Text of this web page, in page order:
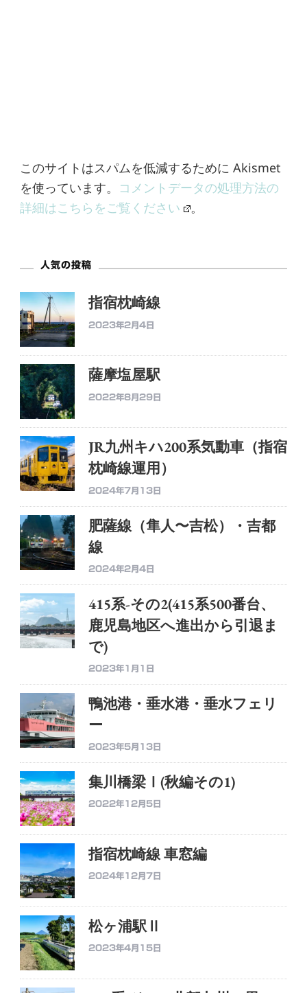
このサイトはスパムを低減するために Akismet
を使っています。
コメントデータの処理方法の
詳細はこちらをご覧ください
。
人気の投稿
指宿枕崎線
2023年2月4日
薩摩塩屋駅
2022年8月29日
JR九州キハ200系気動車（指宿
枕崎線運用）
2024年7月13日
肥薩線（隼人〜吉松）・吉都
線
2024年2月4日
415系-その2(415系500番台、
鹿児島地区へ進出から引退ま
で)
2023年1月1日
鴨池港・垂水港・垂水フェリ
ー
2023年5月13日
集川橋梁Ⅰ(秋編その1)
2022年12月5日
指宿枕崎線 車窓編
2024年12月7日
松ヶ浦駅Ⅱ
2023年4月15日